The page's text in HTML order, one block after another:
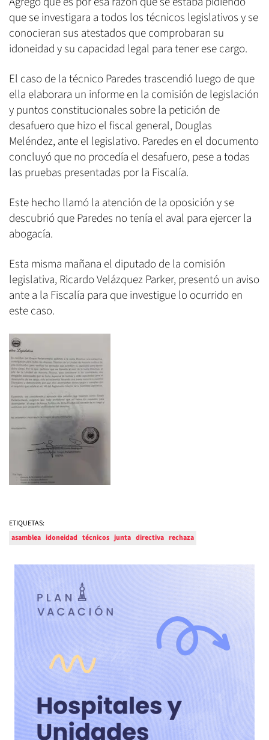
que se investigara a todos los técnicos legislativos y se
conocieran sus atestados que comprobaran su
idoneidad y su capacidad legal para tener ese cargo.
El caso de la técnico Paredes trascendió luego de que
ella elaborara un informe en la comisión de legislación
y puntos constitucionales sobre la petición de
desafuero que hizo el fiscal general, Douglas
Meléndez, ante el legislativo. Paredes en el documento
concluyó que no procedía el desafuero, pese a todas
las pruebas presentadas por la Fiscalía.
Este hecho llamó la atención de la oposición y se
descubrió que Paredes no tenía el aval para ejercer la
abogacía.
Esta misma mañana el diputado de la comisión
legislativa, Ricardo Velázquez Parker, presentó un aviso
ante a la Fiscalía para que investigue lo ocurrido en
este caso.
ETIQUETAS:
asamblea idoneidad técnicos junta directiva rechaza